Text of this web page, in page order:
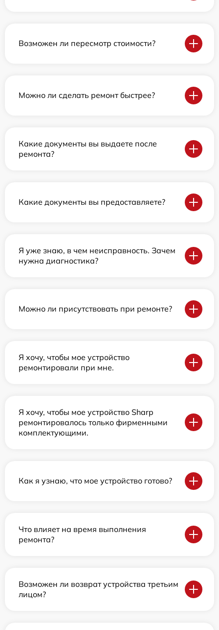
Возможен ли пересмотр стоимости?
Можно ли сделать ремонт быстрее?
Какие документы вы выдаете после
ремонта?
Какие документы вы предоставляете?
Я уже знаю, в чем неисправность. Зачем
нужна диагностика?
Можно ли присутствовать при ремонте?
Я хочу, чтобы мое устройство
ремонтировали при мне.
Я хочу, чтобы мое устройство Sharp
ремонтировалось только фирменными
комплектующими.
Как я узнаю, что мое устройство готово?
Что влияет на время выполнения
ремонта?
Возможен ли возврат устройства третьим
лицом?